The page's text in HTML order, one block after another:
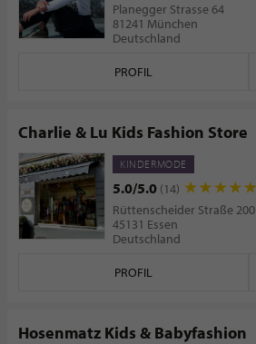
Planegger Strasse 64
81241 München
Deutschland
PROFIL
Charlie & Lu Kids Fashion Store
KINDERMODE
5.0/5.0 (14)
Rüttenscheider Straße 200
45131 Essen
Deutschland
PROFIL
Hosenmatz Kids & Babyfashion